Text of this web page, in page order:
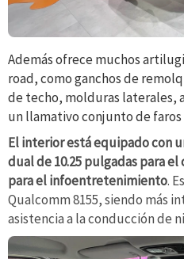
Además ofrece muchos
road, como ganchos de
de techo, molduras laterales,
un llamativo conjunto de
El interior está equipado con
dual de 10.25 pulgadas para
para el infoentretenimiento.
Qualcomm 8155, siendo más
asistencia a la conducción de